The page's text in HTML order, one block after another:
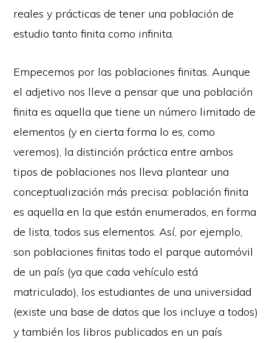
reales y prácticas de tener una población de
estudio tanto finita como infinita.
Empecemos por las poblaciones finitas. Aunque
el adjetivo nos lleve a pensar que una población
finita es aquella que tiene un número limitado de
elementos (y en cierta forma lo es, como
veremos), la distinción práctica entre ambos
tipos de poblaciones nos lleva plantear una
conceptualización más precisa: población finita
es aquella en la que están enumerados, en forma
de lista, todos sus elementos. Así, por ejemplo,
son poblaciones finitas todo el parque automóvil
de un país (ya que cada vehículo está
matriculado), los estudiantes de una universidad
(existe una base de datos que los incluye a todos)
y también los libros publicados en un país